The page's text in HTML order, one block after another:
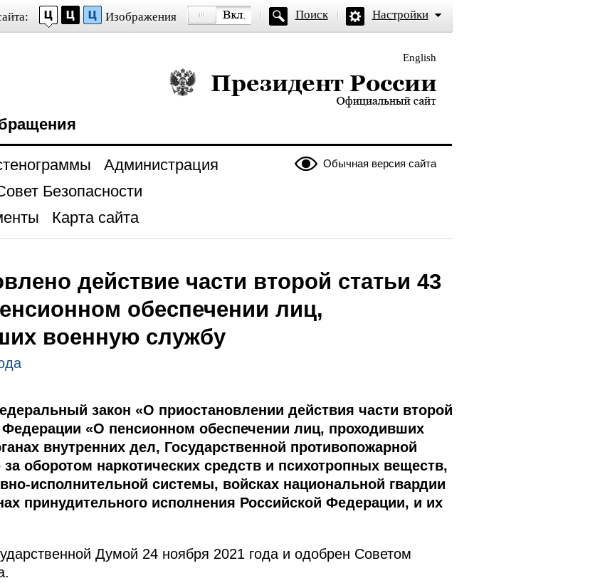
Изображения Поиск Настройки
English
Президент России — официальный сайт
Обычная версия сайта
Администрация
Безопасности
Карта сайта
действие части второй статьи 43
обеспечении лиц,
военную службу
закон «О приостановлении действия части второй
Федерации «О пенсионном обеспечении лиц, проходивших
внутренних дел, Государственной противопожарной
оборотом наркотических средств и психотропных веществ,
исполнительной системы, войсках национальной гвардии
принудительного исполнения Российской Федерации, и их
Думой 24 ноября 2021 года и одобрен Советом